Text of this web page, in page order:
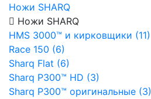
Ножи SHARQ
Ножи SHARQ
HMS 3000™ и кирковщики (11)
Race 150 (6)
Sharq Flat (6)
Sharq P300™ HD (3)
Sharq P300™ оригинальные (3)